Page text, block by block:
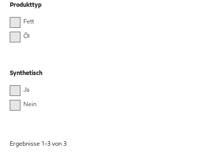
Produkttyp
Fett
Öl
Synthetisch
Ja
Nein
Ergebnisse 1-3von3